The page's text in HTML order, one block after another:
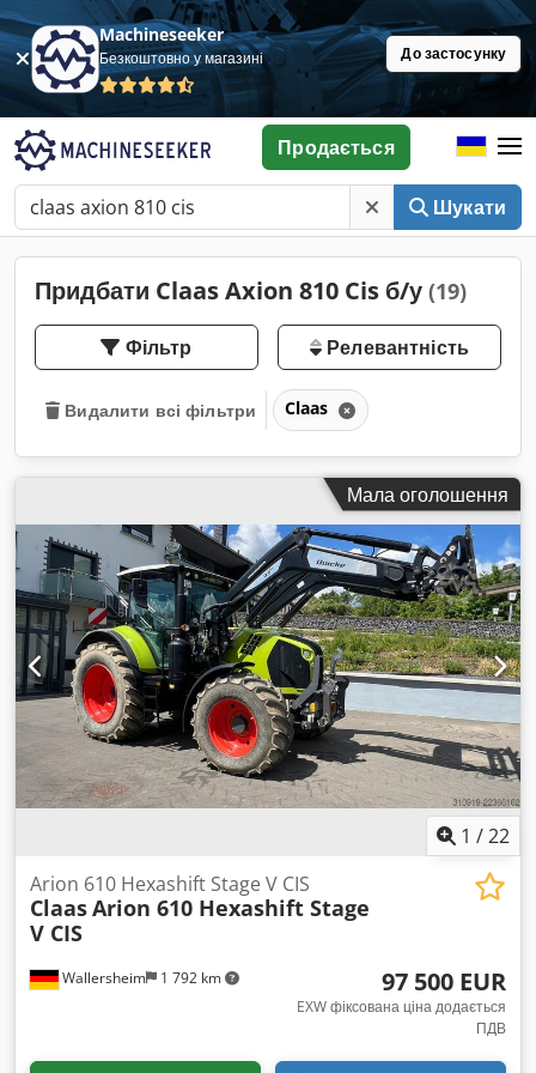
Machineseeker
Безкоштовно у магазині До застосунку
Шукати
Продається
Придбати Claas Axion 810 Cis б/у (19)
Фільтр Релевантність
Видалити всі фільтри Claas
Мала оголошення
1 /22
Wallersheim 1 792 km
Arion 610 Hexashift Stage V CIS
ClaasArion 610 Hexashift Stage
V CIS
97 500 EUR
EXW фіксована ціна додається
ПДВ